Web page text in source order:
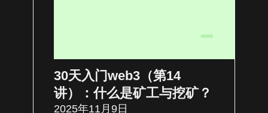
30天入门web3（第14
讲）：什么是矿工与挖矿？
2025年11月9日